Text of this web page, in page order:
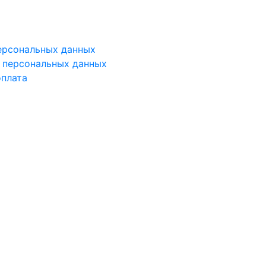
данных
данных